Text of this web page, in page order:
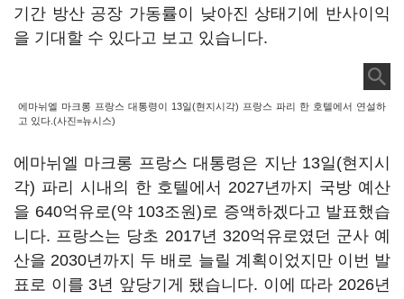
기간 방산 공장 가동률이 낮아진 상태기에 반사이익
을 기대할 수 있다고 보고 있습니다.
에마뉘엘 마크롱 프랑스 대통령이 13일(현지시각) 프랑스 파리 한 호텔에서 연설하
고 있다.(사진=뉴시스)
에마뉘엘 마크롱 프랑스 대통령은 지난 13일(현지시
각) 파리 시내의 한 호텔에서 2027년까지 국방 예산
을 640억유로(약 103조원)로 증액하겠다고 발표했습
니다. 프랑스는 당초 2017년 320억유로였던 군사 예
산을 2030년까지 두 배로 늘릴 계획이었지만 이번 발
표로 이를 3년 앞당기게 됐습니다. 이에 따라 2026년